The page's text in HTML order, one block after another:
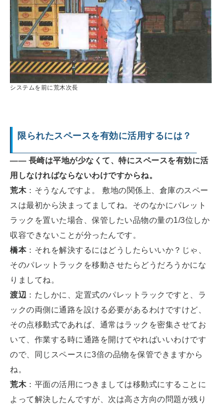
システムを前に荒木次長
限られたスペースを有効に活用するには？
―― 長崎は平地が少なくて、特にスペースを有効に活
用しなければならないわけですからね。
荒木：そうなんですよ。 敷地の関係上、倉庫のスペー
スは最初から決まってましてね。そのなかにパレット
ラックを置いた場合、保管したい品物の量の1/3位しか
収容できないことが分ったんです。
橋本：それを解決するにはどうしたらいいか？じゃ、
そのパレットラックを移動させたらどうだろうかにな
りましてね。
渡辺 ：たしかに、定置式のパレットラックですと、ラ
ックの両側に通路を設ける必要があるわけですけど、
その点移動式であれば、通常はラックを密集させてお
いて、作業する時に通路を開けてやればいいわけです
ので、同じスペースに3倍の品物を保管できますから
ね。
荒木：平面の活用につきましては移動式にすることに
よって解決したんですが、次は高さ方向の問題が残り